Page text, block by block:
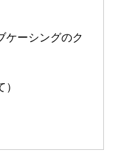
ケーシングのク